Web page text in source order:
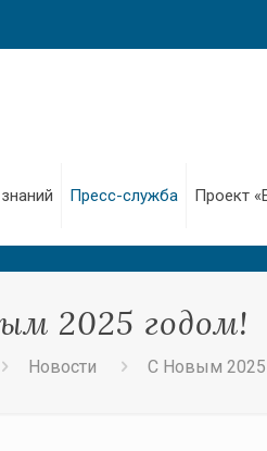
Пресс-служба Проект
2025 годом!
Новости С Новым 2025